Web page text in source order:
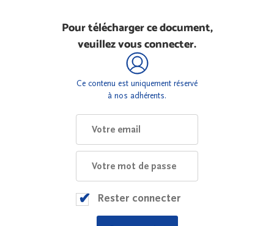
Pour télécharger ce document,
veuillez vous connecter.
Ce contenu est uniquement réservé
à nos adhérents.
Rester connecter